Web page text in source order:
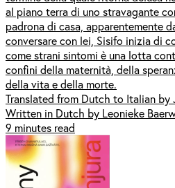
al piano terra di uno stravagante
padrona di casa, apparentemente
conversare con lei, Sisifo inizia di
come strani sintomi è una lotta
confini della maternità, della
della vita e della morte.
Translated from Dutch to Italian by
Written in Dutch by Leonieke
9 minutes read